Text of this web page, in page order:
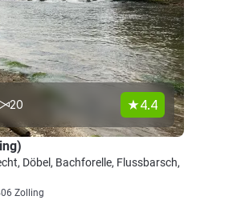
20 4.4
Döbel, Bachforelle, Flussbarsch,
Zolling